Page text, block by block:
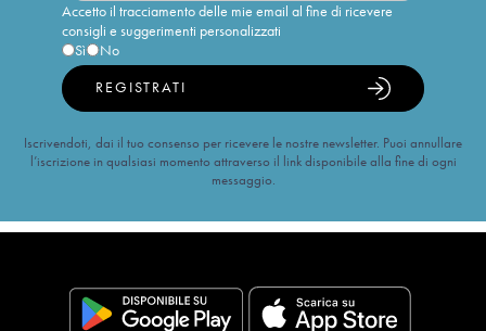
Accetto il tracciamento delle mie email al fine di ricevere
consigli e suggerimenti personalizzati
Sì
No
REGISTRATI
Iscrivendoti, dai il tuo consenso per ricevere le nostre newsletter. Puoi annullare
l’iscrizione in qualsiasi momento attraverso il link disponibile alla fine di ogni
messaggio.